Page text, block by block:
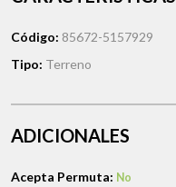
Código: 85672-5157929
Tipo: Terreno
ADICIONALES
Acepta Permuta: No